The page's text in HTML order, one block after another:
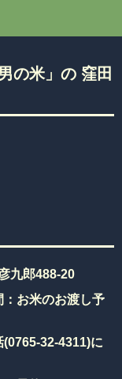
の米」の 窪田
九郎488-20
お米のお渡し予
(0765-32-4311)に